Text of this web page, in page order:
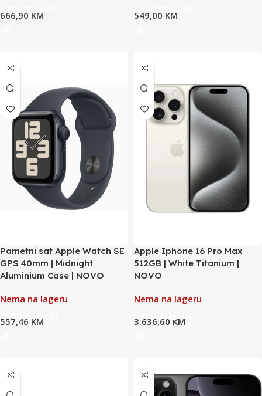
666,90 KM
549,00 KM
Pametni sat Apple Watch SE
GPS 40mm | Midnight
Aluminium Case | NOVO
Nema na lageru
557,46 KM
Apple Iphone 16 Pro Max
512GB | White Titanium |
NOVO
Nema na lageru
3.636,60 KM